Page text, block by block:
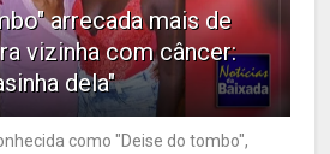
arrecada mais de
vizinha com câncer:
dela"
como "Deise do tombo",